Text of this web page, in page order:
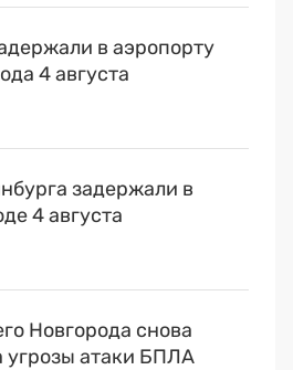
в аэропорту
4 августа
задержали в
4 августа
Новгорода снова
угрозы атаки БПЛА